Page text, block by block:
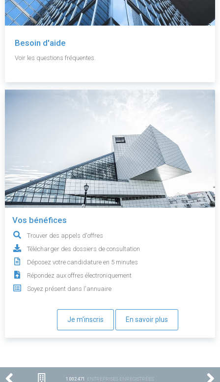
Besoin d'aide
Voir les questions fréquentes.
Vos bénéfices
Trouver des appels d'offres
Télécharger des dossiers de consultation
Déposez votre candidature en 5 minutes
Répondez aux offres électroniquement
Soyez présent dans l'annuaire
Je m'inscris En savoir plus
1 002 471 ENTREPRISES ENREGISTRÉES